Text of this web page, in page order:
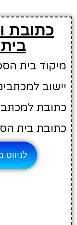
כתובת
מיקוד בית הספר:
יישוב
כתובת
כתובת בית
לניווט